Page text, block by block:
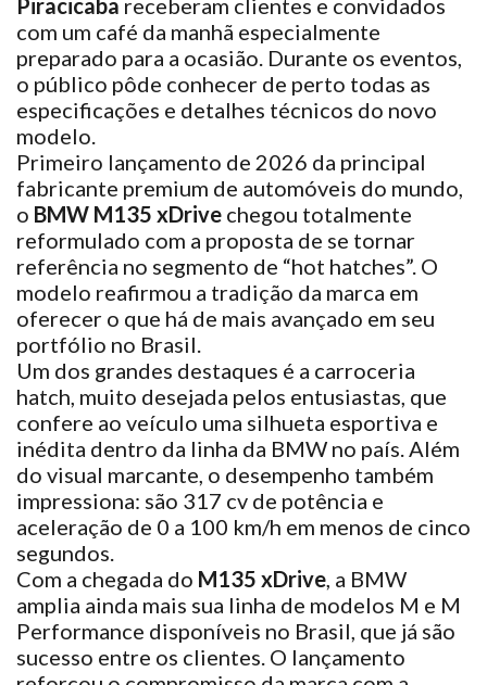
Piracicaba receberam clientes e convidados
com um café da manhã especialmente
preparado para a ocasião. Durante os eventos,
o público pôde conhecer de perto todas as
especificações e detalhes técnicos do novo
modelo.
Primeiro lançamento de 2026 da principal
fabricante premium de automóveis do mundo,
o BMW M135 xDrive chegou totalmente
reformulado com a proposta de se tornar
referência no segmento de “hot hatches”. O
modelo reafirmou a tradição da marca em
oferecer o que há de mais avançado em seu
portfólio no Brasil.
Um dos grandes destaques é a carroceria
hatch, muito desejada pelos entusiastas, que
confere ao veículo uma silhueta esportiva e
inédita dentro da linha da BMW no país. Além
do visual marcante, o desempenho também
impressiona: são 317 cv de potência e
aceleração de 0 a 100 km/h em menos de cinco
segundos.
Com a chegada do M135 xDrive, a BMW
amplia ainda mais sua linha de modelos M e M
Performance disponíveis no Brasil, que já são
sucesso entre os clientes. O lançamento